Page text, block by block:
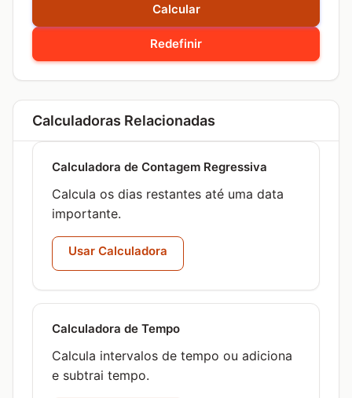
Redefinir
Calcular
Calculadoras Relacionadas
Calculadora de Contagem Regressiva
Calcula os dias restantes até uma data
importante.
Usar Calculadora
Calculadora de Tempo
Calcula intervalos de tempo ou adiciona
e subtrai tempo.